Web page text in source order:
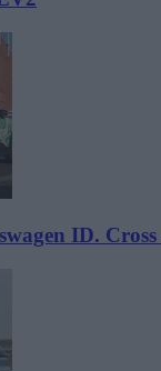
ID.